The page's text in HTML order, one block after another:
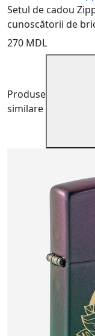
Setul de cadou
cunoscătorii de
270 MDL
Produse
similare